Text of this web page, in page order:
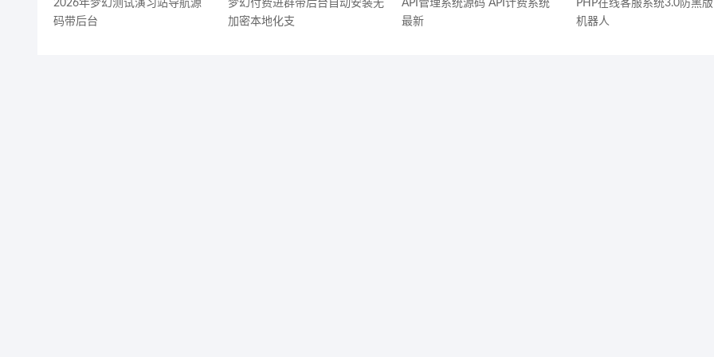
2026年梦幻测试演习站导航源
码带后台
梦幻付费进群带后台自动安装无
加密本地化支
API管理系统源码 API计费系统
最新
PHP在线客服系统3.0防黑
机器人